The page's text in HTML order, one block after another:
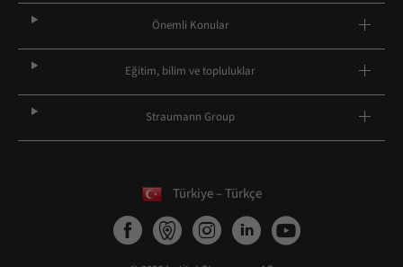
Önemli Konular
Eğitim, bilim ve topluluklar
Straumann Group
Türkiye – Türkçe